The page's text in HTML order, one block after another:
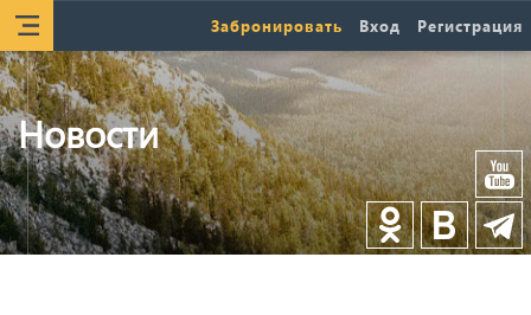
Забронировать Вход Регистрация
Новости